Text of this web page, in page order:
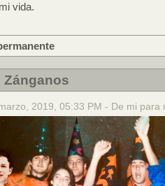
vida.
Zánganos
2019, 05:33 PM - De mi para